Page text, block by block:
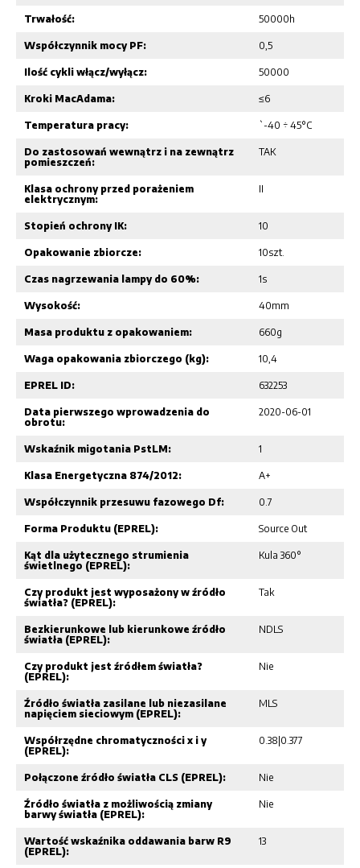
Trwałość: 50000h
Współczynnik mocy PF: 0,5
Ilość cykli włącz/wyłącz: 50000
Kroki MacAdama: ≤6
Temperatura pracy: `-40 ÷ 45°C
Do zastosowań wewnątrz i na zewnątrz
pomieszczeń:
TAK
Klasa ochrony przed porażeniem
elektrycznym:
II
Stopień ochrony IK: 10
Opakowanie zbiorcze: 10szt.
Czas nagrzewania lampy do 60%: 1s
Wysokość: 40mm
Masa produktu z opakowaniem: 660g
Waga opakowania zbiorczego (kg): 10,4
EPREL ID: 632253
Data pierwszego wprowadzenia do
obrotu:
2020-06-01
Wskaźnik migotania PstLM: 1
Klasa Energetyczna 874/2012: A+
Współczynnik przesuwu fazowego Df: 0.7
Forma Produktu (EPREL): Source Out
Kąt dla użytecznego strumienia
świetlnego (EPREL):
Kula 360°
Czy produkt jest wyposażony w źródło
światła? (EPREL):
Tak
Bezkierunkowe lub kierunkowe źródło
światła (EPREL):
NDLS
Czy produkt jest źródłem światła?
(EPREL):
Nie
Źródło światła zasilane lub niezasilane
napięciem sieciowym (EPREL):
MLS
Współrzędne chromatyczności x i y
(EPREL):
0.38|0.377
Połączone źródło światła CLS (EPREL): Nie
Źródło światła z możliwością zmiany
barwy światła (EPREL):
Nie
Wartość wskaźnika oddawania barw R9
(EPREL):
13